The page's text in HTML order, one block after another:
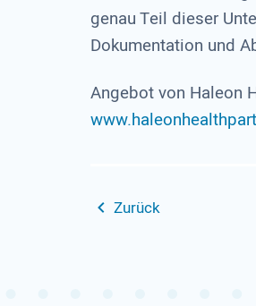
genau Teil dieser
Dokumentation und
Angebot von Haleon
Zurück